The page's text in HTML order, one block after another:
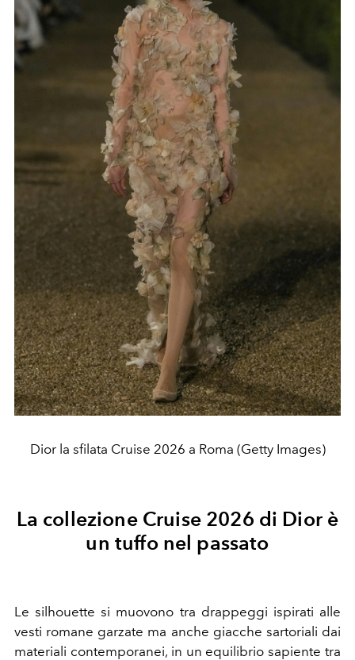
Dior la sfilata Cruise 2026 a Roma (Getty Images)
La collezione Cruise 2026 di Dior è
un tuffo nel passato
Le silhouette si muovono tra drappeggi ispirati alle
vesti romane garzate ma anche giacche sartoriali dai
materiali contemporanei, in un equilibrio sapiente tra